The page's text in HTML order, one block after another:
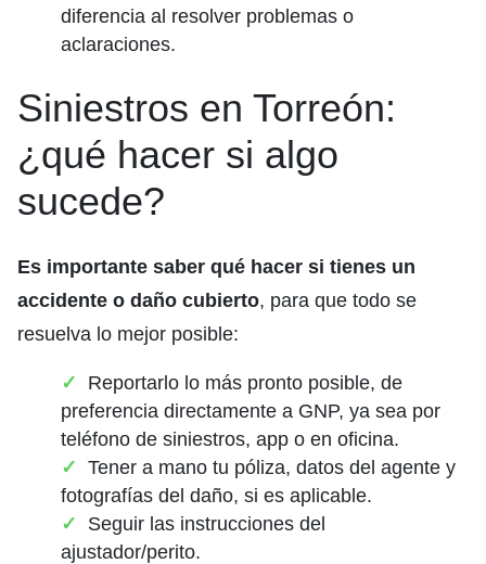
diferencia al resolver problemas o
aclaraciones.
Siniestros en Torreón:
¿qué hacer si algo
sucede?
Es importante saber qué hacer si tienes un
accidente o daño cubierto, para que todo se
resuelva lo mejor posible:
Reportarlo lo más pronto posible, de
preferencia directamente a GNP, ya sea por
teléfono de siniestros, app o en oficina.
Tener a mano tu póliza, datos del agente y
fotografías del daño, si es aplicable.
Seguir las instrucciones del
ajustador/perito.